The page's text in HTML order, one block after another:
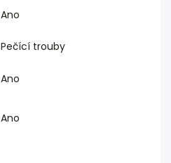
Ano
Pečící trouby
Ano
Ano